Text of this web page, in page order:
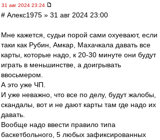
31 авг 2024 23:24
# Алекс1975 » 31 авг 2024 23:00
Мне кажется, судьи порой сами охуевают, если
таки как Рубин, Амкар, Махачкала давать все
карты, которые надо, к 20-30 минуте они будут
играть в меньшинстве, а доигрывать
ввосьмером.
А это уже ЧП.
И уже неважно, что все по делу, будут жалобы,
скандалы, вот и не дают карты там где надо их
давать.
Вообще надо ввести правило типа
баскетбольного, 5 любых зафиксированных